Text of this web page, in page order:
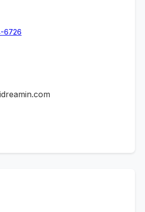
6726